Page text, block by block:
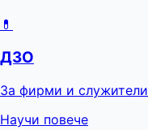
💊
ДЗО
За фирми и служители
Научи повече